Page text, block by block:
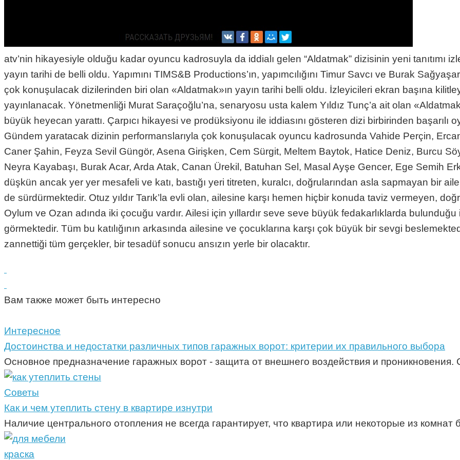
atv’nin hikayesiyle olduğu kadar oyuncu kadrosuyla da iddialı gelen “Aldatmak” dizisinin yeni tanıtımı
yayın tarihi de belli oldu. Yapımını TIMS&B Productions’ın, yapımcılığını Timur Savcı ve Burak
çok konuşulacak dizilerinden biri olan «Aldatmak»ın yayın tarihi belli oldu. İzleyicileri ekran başına
yayınlanacak. Yönetmenliği Murat Saraçoğlu’na, senaryosu usta kalem Yıldız Tunç’a ait olan
büyük heyecan yarattı. Çarpıcı hikayesi ve prodüksiyonu ile iddiasını gösteren dizi birbirinden
Gündem yaratacak dizinin performanslarıyla çok konuşulacak oyuncu kadrosunda Vahide Perçin,
Caner Şahin, Feyza Sevil Güngör, Asena Girişken, Cem Sürgit, Meltem Baytok, Hatice Deniz, Burcu
Neyra Kayabaşı, Burak Acar, Arda Atak, Canan Ürekil, Batuhan Sel, Masal Ayşe Gencer, Ege Semih
düşkün ancak yer yer mesafeli ve katı, bastığı yeri titreten, kuralcı, doğrularından asla sapmayan bir
de sürdürmektedir. Otuz yıldır Tarık’la evli olan, ailesine karşı hemen hiçbir konuda taviz vermeyen,
Oylum ve Ozan adında iki çocuğu vardır. Ailesi için yıllardır seve seve büyük fedakarlıklarda
görmektedir. Tüm bu katılığının arkasında ailesine ve çocuklarına karşı çok büyük bir sevgi
zannettiği tüm gerçekler, bir tesadüf sonucu ansızın yerle bir olacaktır.
Вам также может быть интересно
Интересное
Достоинства и недостатки различных типов гаражных ворот: критерии их правильного выбора
Основное предназначение гаражных ворот - защита от внешнего воздействия и
Советы
Как и чем утеплить стену в квартире изнутри
Наличие центрального отопления не всегда гарантирует, что квартира или некоторые из комнат
краска